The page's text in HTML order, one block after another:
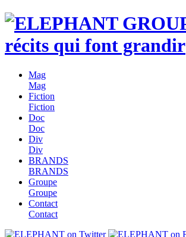
récits qui font grandir
Mag
Mag
Fiction
Fiction
Doc
Doc
Div
Div
BRANDS
BRANDS
Groupe
Groupe
Contact
Contact